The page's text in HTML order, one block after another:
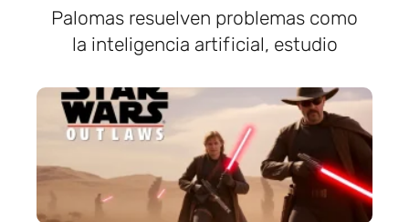
Palomas resuelven problemas como
la inteligencia artificial, estudio